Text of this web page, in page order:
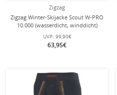
Zigzag
Zigzag Winter-Skijacke Scout W-PRO
10.000 (wasserdicht, winddicht)
braun/beige/navy Kinder
UVP: 99,90€
63,95€